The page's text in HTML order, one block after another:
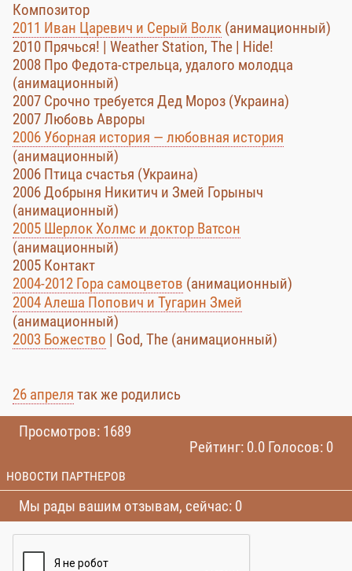
Композитор
2011 Иван Царевич и Серый Волк (анимационный)
2010 Прячься! | Weather Station, The | Hide!
2008 Про Федота-стрельца, удалого молодца
(анимационный)
2007 Срочно требуется Дед Мороз (Украина)
2007 Любовь Авроры
2006 Уборная история — любовная история
(анимационный)
2006 Птица счастья (Украина)
2006 Добрыня Никитич и Змей Горыныч
(анимационный)
2005 Шерлок Холмс и доктор Ватсон
(анимационный)
2005 Контакт
2004-2012 Гора самоцветов (анимационный)
2004 Алеша Попович и Тугарин Змей
(анимационный)
2003 Божество | God, The (анимационный)
26 апреля так же родились
Просмотров: 1689
Рейтинг: 0.0 Голосов: 0
НОВОСТИ ПАРТНЕРОВ
Мы рады вашим отзывам, сейчас: 0